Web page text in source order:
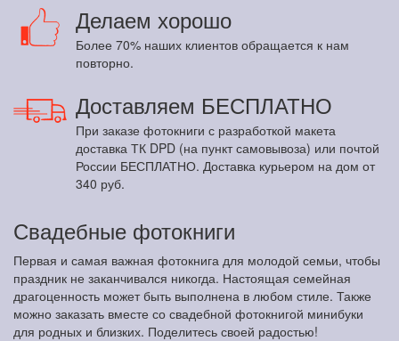
Делаем хорошо
Более 70% наших клиентов обращается к нам
повторно.
Доставляем БЕСПЛАТНО
При заказе фотокниги с разработкой макета
доставка ТК DPD (на пункт самовывоза) или почтой
России БЕСПЛАТНО. Доставка курьером на дом от
340 руб.
Свадебные фотокниги
Первая и самая важная фотокнига для молодой семьи, чтобы
праздник не заканчивался никогда. Настоящая семейная
драгоценность может быть выполнена в любом стиле. Также
можно заказать вместе со свадебной фотокнигой минибуки
для родных и близких. Поделитесь своей радостью!